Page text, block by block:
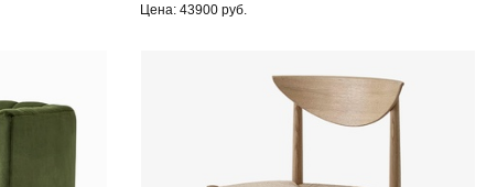
Цена: 43900 руб.